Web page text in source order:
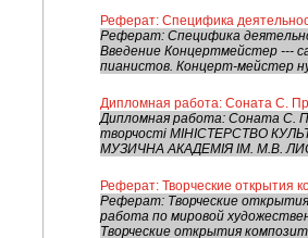
Реферат: Специфика
Реферат: Специфика
Введение Концертмейстер ---
пианистов. Концерт-мейстер
Дипломная работа: Соната С.
Дипломная работа: Соната С.
творчості МІНІСТЕРСТВО
МУЗИЧНА АКАДЕМІЯ ІМ. М.В.
Реферат: Творческие открытия
Реферат: Творческие
работа по мировой
Творческие открытия